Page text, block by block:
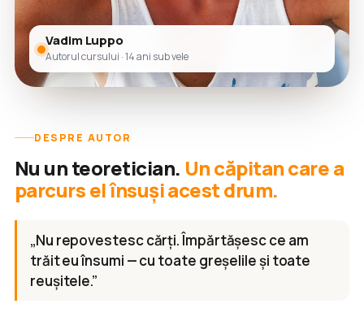
Vadim Luppo
Autorul cursului · 14 ani sub vele
DESPRE AUTOR
Nu un teoretician. Un căpitan care a
parcurs el însuși acest drum.
„Nu repovestesc cărți. Împărtășesc ce am
trăit eu însumi — cu toate greșelile și toate
reușitele.”